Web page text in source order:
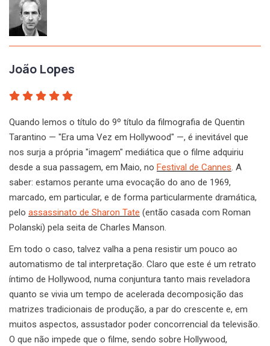
João Lopes
Quando lemos o título do 9º título da filmografia de Quentin
Tarantino — "Era uma Vez em Hollywood" —, é inevitável que
nos surja a própria "imagem" mediática que o filme adquiriu
desde a sua passagem, em Maio, no Festival de Cannes. A
saber: estamos perante uma evocação do ano de 1969,
marcado, em particular, e de forma particularmente dramática,
pelo assassinato de Sharon Tate (então casada com Roman
Polanski) pela seita de Charles Manson.
Em todo o caso, talvez valha a pena resistir um pouco ao
automatismo de tal interpretação. Claro que este é um retrato
íntimo de Hollywood, numa conjuntura tanto mais reveladora
quanto se vivia um tempo de acelerada decomposição das
matrizes tradicionais de produção, a par do crescente e, em
muitos aspectos, assustador poder concorrencial da televisão.
O que não impede que o filme, sendo sobre Hollywood,